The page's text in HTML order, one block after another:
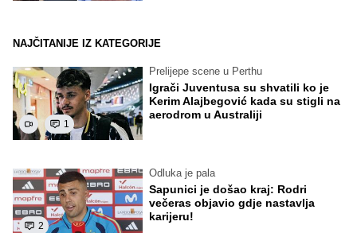
NAJČITANIJE IZ KATEGORIJE
1
Prelijepe scene u Perthu
Igrači Juventusa su shvatili ko je
Kerim Alajbegović kada su stigli na
aerodrom u Australiji
2
Odluka je pala
Sapunici je došao kraj: Rodri
večeras objavio gdje nastavlja
karijeru!